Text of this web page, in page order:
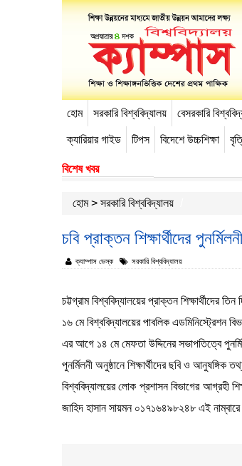
হোম সরকারি বিশ্ববিদ্যালয় বেসরকারি
ক্যারিয়ার গাইড টিপস বিদেশে উচ্চশিক্ষা
-->
বিশেষ খবর
হোম> সরকারি বিশ্ববিদ্যালয়
চবি প্রাক্তন শিক্ষার্থীদের
ক্যাম্পাস ডেস্ক সরকারি বিশ্ববিদ্যালয়
চট্টগ্রাম বিশ্ববিদ্যালয়ের প্রাক্তন শিক্ষার্থীদের
১৬ মে বিশ্ববিদ্যালয়ের পাবলিক এডমিনিস্ট্রেশন
এর আগে ১৪ মে মেফতা উদ্দিনের সভাপতিত্বে
পুনর্মিলনী অনুষ্ঠানে শিক্ষার্থীদের ছবি ও আনুষঙ্গিক
বিশ্ববিদ্যালয়ের লোক প্রশাসন বিভাগের আগ্রহী
জাহিদ হাসান সায়মন ০১৭১৬৪৯৮২৪৮ এই